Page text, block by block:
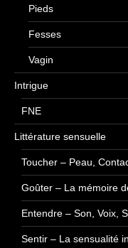
Pieds
Fesses
Vagin
Intrigue
FNE
Littérature sensuelle
Toucher – Peau,
Goûter – La mémoire
Entendre – Son, Voix,
Sentir – La sensualité